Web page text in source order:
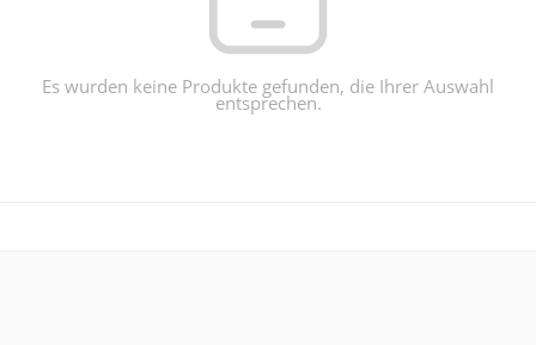
Es wurden keine Produkte gefunden, die Ihrer Auswahl
entsprechen.